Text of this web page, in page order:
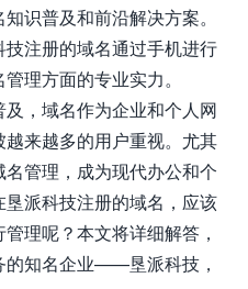
识普及和前沿解决方案。
注册的域名通过手机进行
理方面的专业实力。
，域名作为企业和个人网
来越多的用户重视。尤其
管理，成为现代办公和个
派科技注册的域名，应该
理呢？本文将详细解答，
的知名企业——垦派科技，